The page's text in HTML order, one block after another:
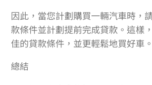
因此，當您計劃購買一輛汽車時，
款條件並計劃提前完成貸款。這樣
佳的貸款條件，並更輕鬆地買好車。
總結